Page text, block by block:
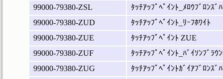
99000-79380-ZSL
ﾀｯﾁｱｯﾌﾟﾍﾟｲﾝﾄ_ﾒﾛｳﾌﾞﾛﾝｽﾞ
99000-79380-ZUD
ﾀｯﾁｱｯﾌﾟﾍﾟｲﾝﾄ_ﾘｰﾌﾎﾜｲﾄ
99000-79380-ZUE
ﾀｯﾁｱｯﾌﾟﾍﾟｲﾝﾄ ZUE
99000-79380-ZUF
ﾀｯﾁｱｯﾌﾟﾍﾟｲﾝﾄ_ﾊﾞｲｿﾝﾌﾞﾗｳ
99000-79380-ZUG
ﾀｯﾁｱｯﾌﾟﾍﾟｲﾝﾄｶﾞｲｱﾌﾞﾛﾝｽﾞ